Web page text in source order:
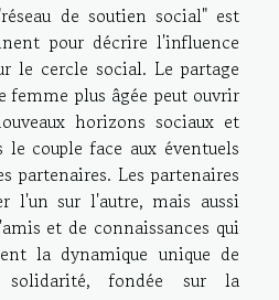
de soutien social" est
pour décrire l'influence
le cercle social. Le partage
femme plus âgée peut ouvrir
horizons sociaux et
couple face aux éventuels
partenaires. Les partenaires
l'un sur l'autre, mais aussi
et de connaissances qui
la dynamique unique de
fondée sur la